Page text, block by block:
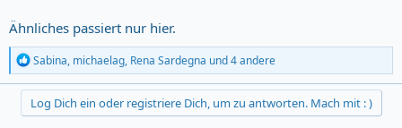
Ähnliches passiert nur hier.
R
e
a
c
t
Sabina, michaelag, Rena Sardegna und 4 andere
Log Dich ein oder registriere Dich, um zu antworten. Mach mit : )